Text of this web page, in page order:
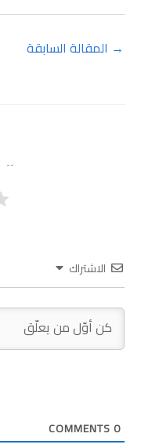
→ المقالة السابقة
الاشتراك
0